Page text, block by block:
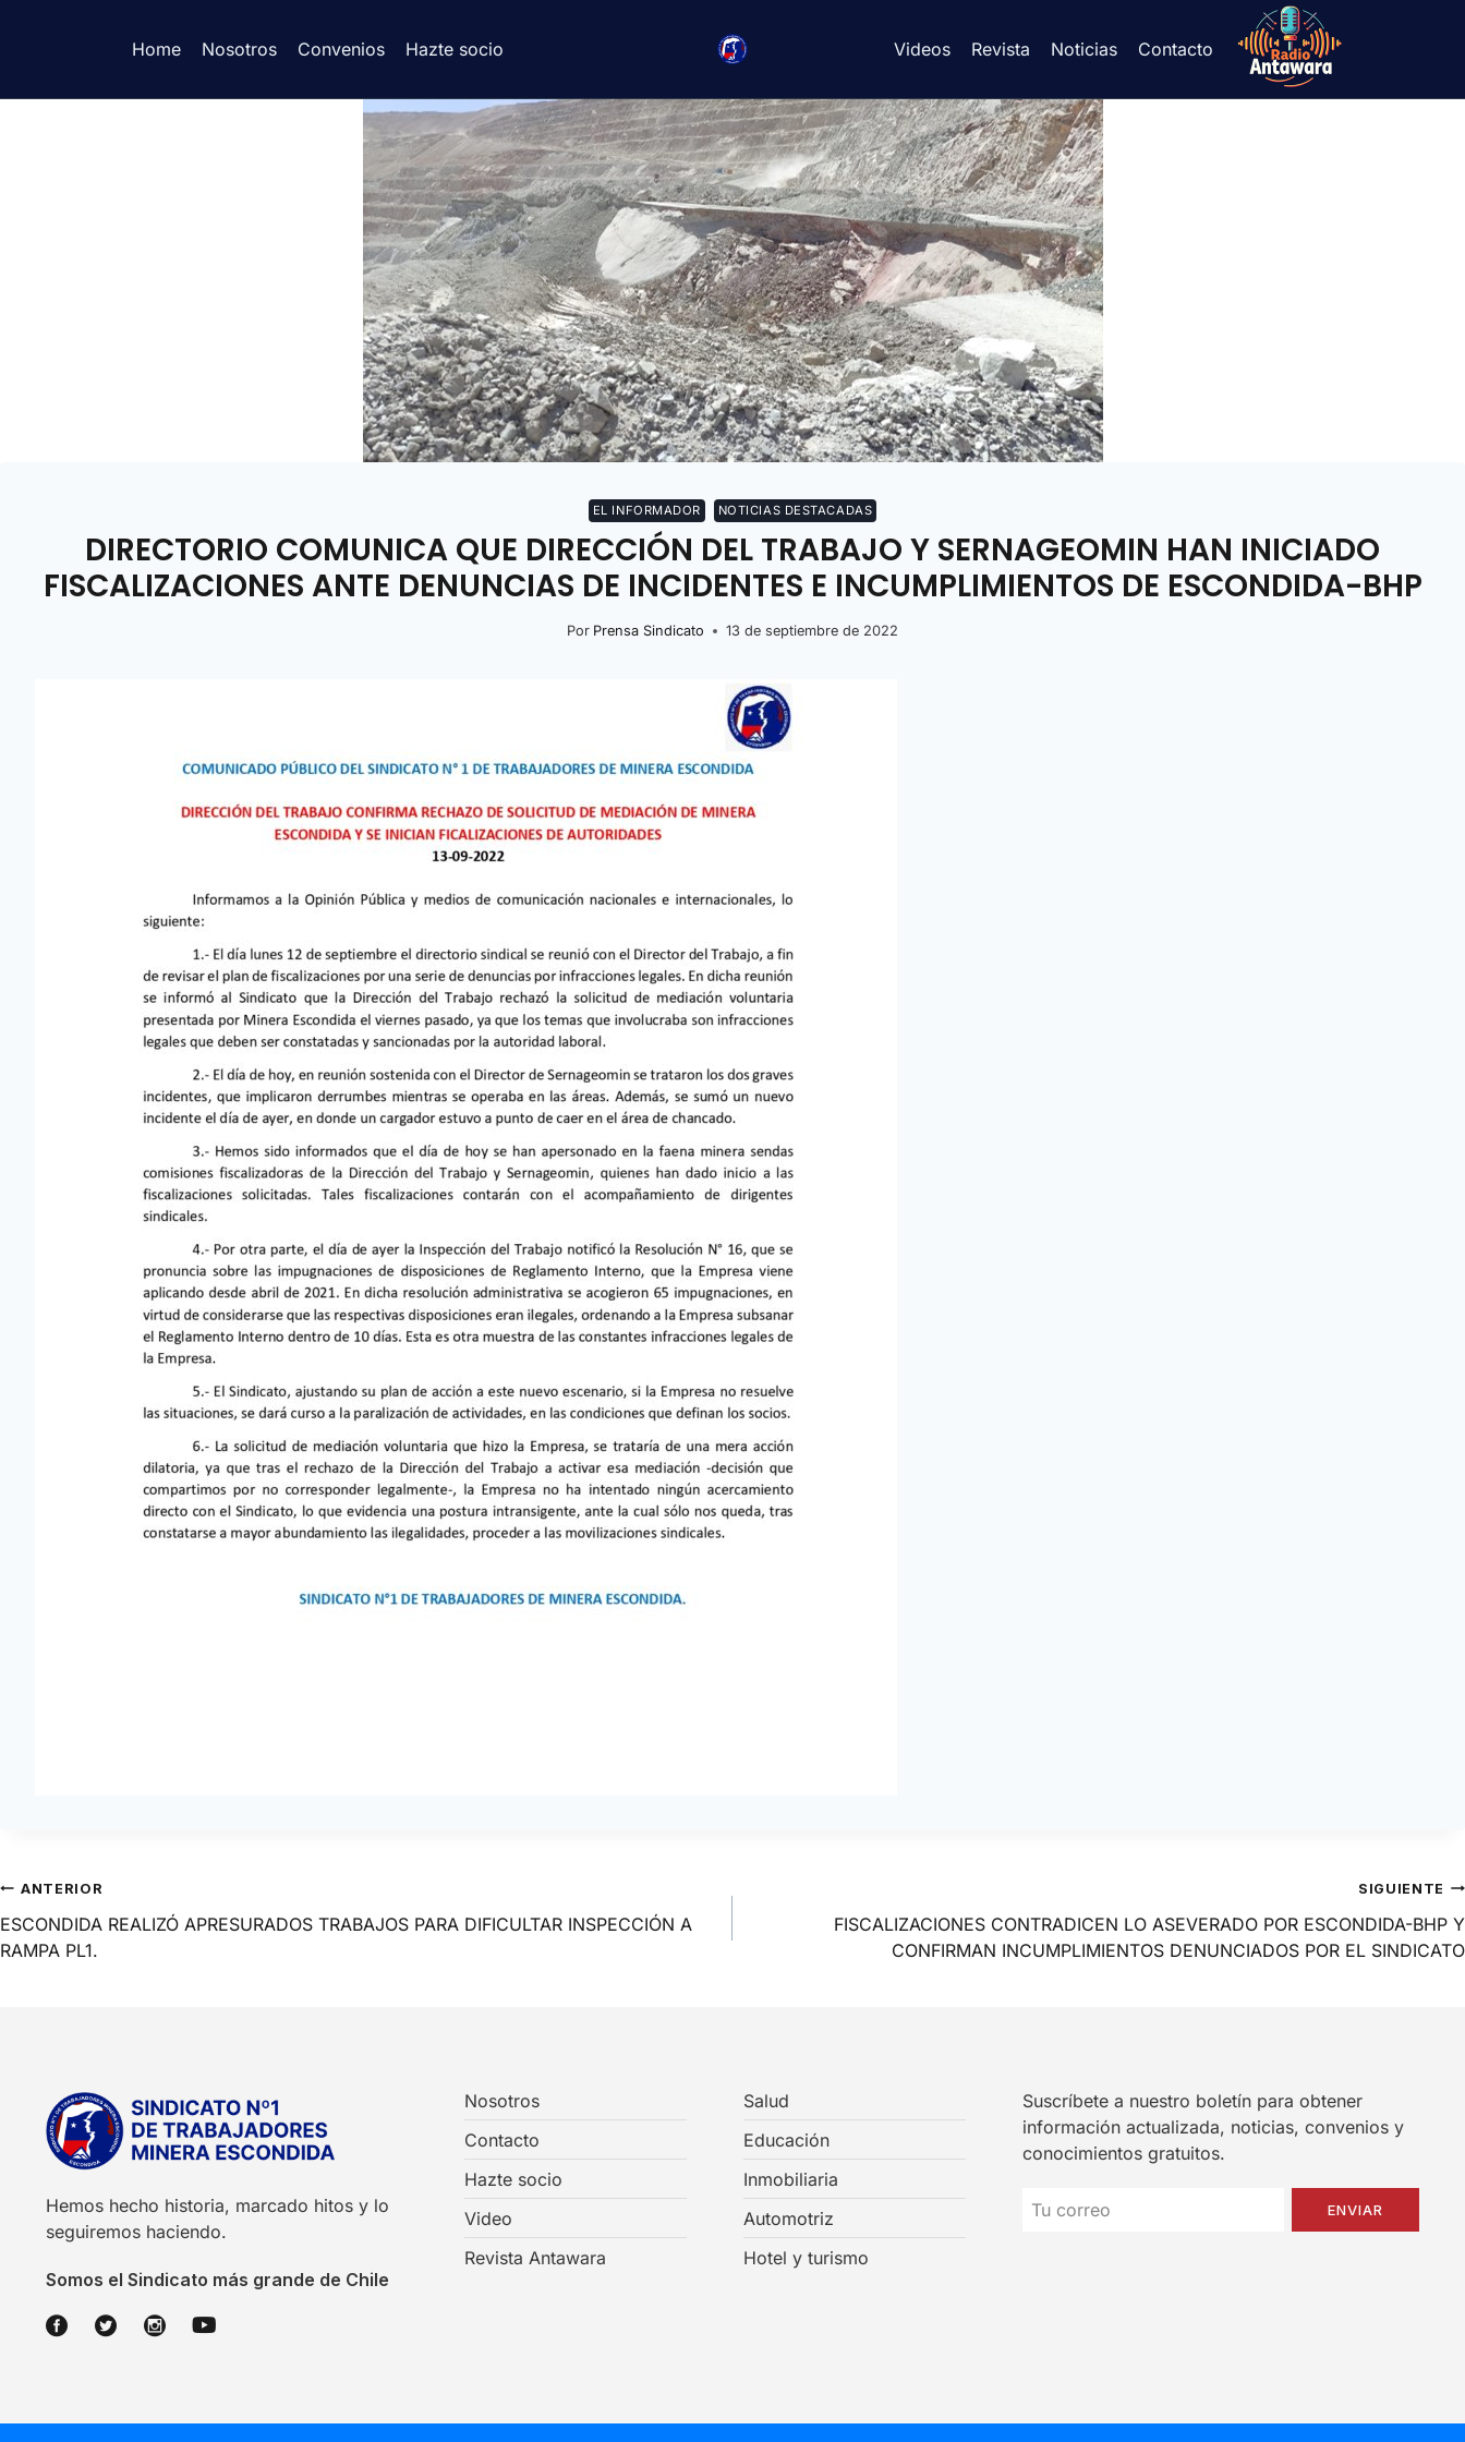
Home Nosotros Convenios Hazte socio Videos Revista Noticias Contacto
EL INFORMADOR NOTICIAS DESTACADAS
DIRECTORIO COMUNICA QUE DIRECCIÓN DEL TRABAJO Y SERNAGEOMIN HAN INICIADO
FISCALIZACIONES ANTE DENUNCIAS DE INCIDENTES E INCUMPLIMIENTOS DE ESCONDIDA-BHP
Por Prensa Sindicato 13 de septiembre de 2022
ANTERIOR
ESCONDIDA REALIZÓ APRESURADOS TRABAJOS PARA DIFICULTAR INSPECCIÓN A
RAMPA PL1.
SIGUIENTE
FISCALIZACIONES CONTRADICEN LO ASEVERADO POR ESCONDIDA-BHP Y
CONFIRMAN INCUMPLIMIENTOS DENUNCIADOS POR EL SINDICATO
Hemos hecho historia, marcado hitos y lo
seguiremos haciendo.
Somos el Sindicato más grande de Chile
Nosotros
Contacto
Hazte socio
Video
Revista Antawara
Salud
Educación
Inmobiliaria
Automotriz
Hotel y turismo
Suscríbete a nuestro boletín para obtener
información actualizada, noticias, convenios y
conocimientos gratuitos.
ENVIAR